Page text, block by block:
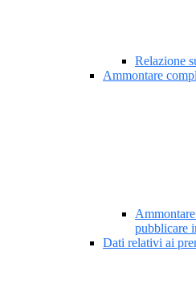
Relazione
Ammontare
pubblicare
Dati relativi ai